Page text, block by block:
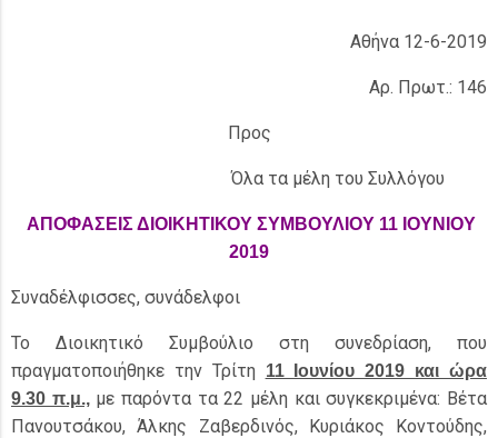
Αθήνα 12-6-2019
Αρ. Πρωτ.: 146
Προς
Όλα τα μέλη του Συλλόγου
ΑΠΟΦΑΣΕΙΣ ΔΙΟΙΚΗΤΙΚΟΥ ΣΥΜΒΟΥΛΙΟΥ 11 ΙΟΥΝΙΟΥ
2019
Συναδέλφισσες, συνάδελφοι
Το Διοικητικό Συμβούλιο στη συνεδρίαση, που
πραγματοποιήθηκε την Τρίτη
11 Ιουνίου 2019 και ώρα
9.30 π.μ.,με παρόντα τα 22 μέλη και συγκεκριμένα: Βέτα
Πανουτσάκου, Άλκης Ζαβερδινός, Κυριάκος Κοντούδης,